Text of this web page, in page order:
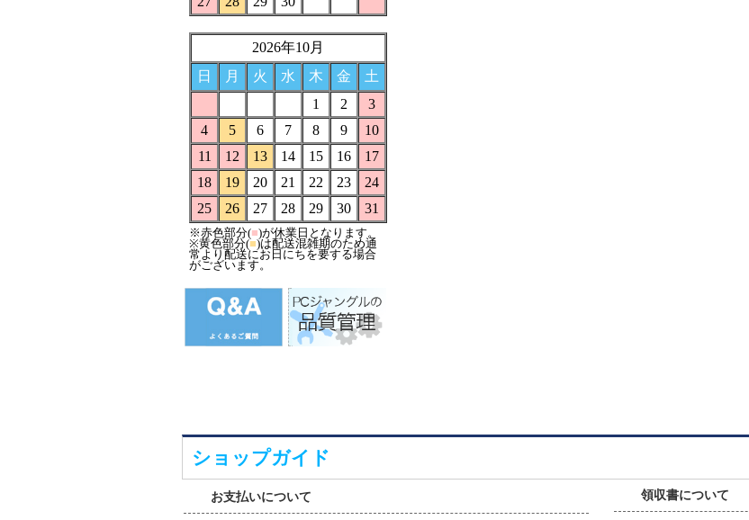
ショップガイド
お支払いについて 領収書について